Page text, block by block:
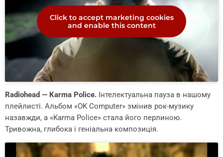
Click to accept marketing cookies
and enable this content
Radiohead — Karma Police. Інтелектуальна пауза в нашому
плейлисті. Альбом «OK Computer» змінив рок-музику
назавжди, а «Karma Police» стала його перлиною.
Тривожна, глибока і геніальна композиція.